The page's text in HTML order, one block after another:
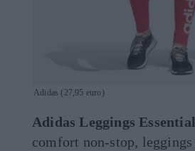
Adidas (27,95 euro)
Adidas Leggings
comfort non-stop,